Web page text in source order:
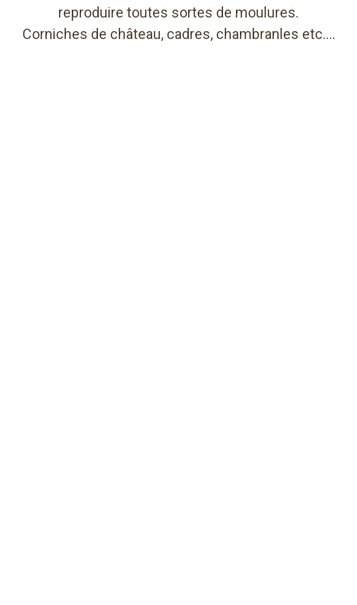
reproduire toutes sortes de moulures.
Corniches de château, cadres, chambranles etc.…